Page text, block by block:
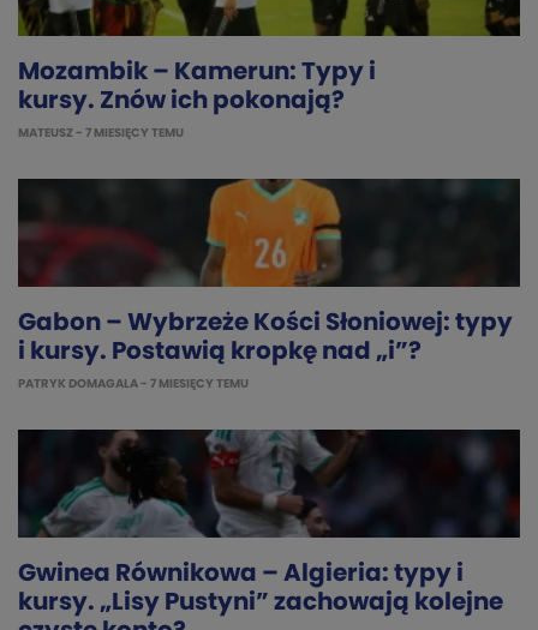
Mozambik – Kamerun: Typy i
kursy. Znów ich pokonają?
MATEUSZ - 7 MIESIĘCY TEMU
Gabon – Wybrzeże Kości Słoniowej: typy
i kursy. Postawią kropkę nad „i”?
PATRYK DOMAGALA - 7 MIESIĘCY TEMU
Gwinea Równikowa – Algieria: typy i
kursy. „Lisy Pustyni” zachowają kolejne